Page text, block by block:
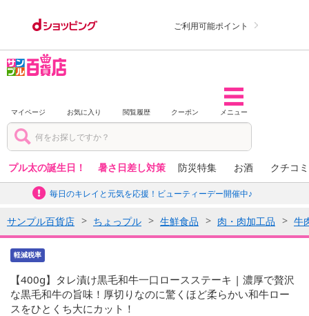
ご利用可能ポイント
マイページ お気に入り 閲覧履歴 クーポン メニュー
プル太の誕生日！ 暑さ日差し対策 防災特集 お酒 クチコ
毎日のキレイと元気を応援！ビューティーデー開催中♪
サンプル百貨店 ちょっプル 生鮮食品 肉・肉加工品 牛
軽減税率
【400g】タレ漬け黒毛和牛一口ロースステーキ | 濃厚で贅沢
な黒毛和牛の旨味！厚切りなのに驚くほど柔らかい和牛ロー
スをひとくち大にカット！